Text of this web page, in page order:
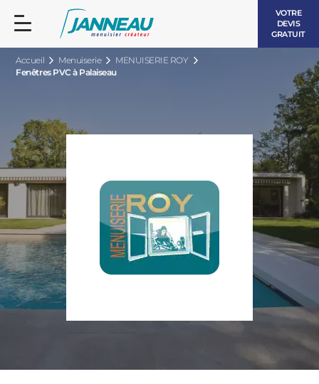
VOTRE
DEVIS
GRATUIT
Accueil Menuiserie
MENUISERIE ROY
Fenêtres PVC à Palaiseau
FENÊTRES ET PORTES-FENÊTRES
BOIS
BAIES VITRÉES
PORTES D’ENTRÉELES INTEMPORELLES
VOLETS ROULANTS
PERGOLAS
CARPORTS